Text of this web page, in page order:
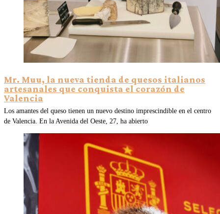
Mr. Muu, la nueva tienda de quesos italianos
artesanales que conquista el corazón de
Valencia
Los amantes del queso tienen un nuevo destino imprescindible en el centro
de Valencia. En la Avenida del Oeste, 27, ha abierto